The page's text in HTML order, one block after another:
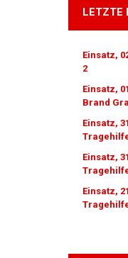
LETZTE
Einsatz,
2
Einsatz,
Brand
Einsatz,
Einsatz,
Einsatz,